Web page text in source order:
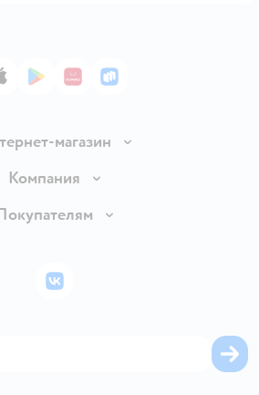
App StoreGoogle Play
AppGallery
RuStore
магазин
Доставка и оплата
Правила продажи
файлов cookie
Компания
Вакансии
Бонусные карты
ВКонтакте